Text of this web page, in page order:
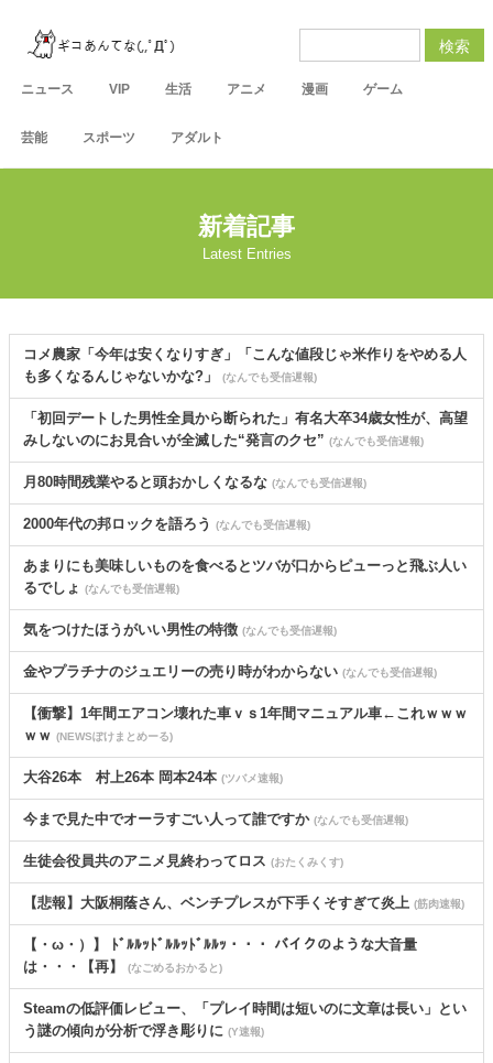
ニュース VIP 生活 アニメ 漫画 ゲーム
芸能 スポーツ アダルト
検索
新着記事
Latest Entries
コメ農家「今年は安くなりすぎ」「こんな値段じゃ米作りをやめる人
も多くなるんじゃないかな?」
(なんでも受信遅報)
「初回デートした男性全員から断られた」有名大卒34歳女性が、高望
みしないのにお見合いが全滅した“発言のクセ” (なんでも受信遅報)
月80時間残業やると頭おかしくなるな (なんでも受信遅報)
2000年代の邦ロックを語ろう (なんでも受信遅報)
あまりにも美味しいものを食べるとツバが口からピューっと飛ぶ人い
るでしょ (なんでも受信遅報)
気をつけたほうがいい男性の特徴 (なんでも受信遅報)
金やプラチナのジュエリーの売り時がわからない (なんでも受信遅報)
【衝撃】1年間エアコン壊れた車ｖｓ1年間マニュアル車←これｗｗｗ
ｗｗ (NEWSぽけまとめーる)
大谷26本 村上26本 岡本24本 (ツバメ速報)
今まで見た中でオーラすごい人って誰ですか (なんでも受信遅報)
生徒会役員共のアニメ見終わってロス (おたくみくす)
【悲報】大阪桐蔭さん、ベンチプレスが下手くそすぎて炎上 (筋肉速報)
【・ω・）】 ﾄﾞﾙﾙｯﾄﾞﾙﾙｯﾄﾞﾙﾙｯ・・・ バイクのような大音量
は・・・【再】
(なごめるおかると)
Steamの低評価レビュー、「プレイ時間は短いのに文章は長い」とい
う謎の傾向が分析で浮き彫りに (Y速報)